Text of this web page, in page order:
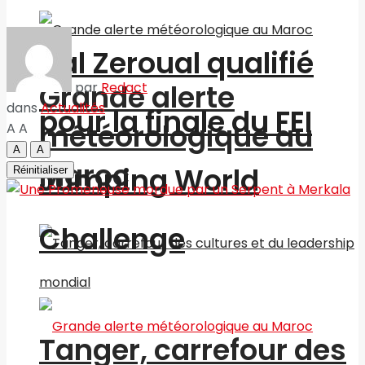
Grande alerte
météorologique au
Maroc
Tanger, carrefour des
Nal Zeroual qualifié
pour la finale du FEI
Jumping World
Challenge
parRedact
dans Actualités
A A
A
A
Réinitialiser